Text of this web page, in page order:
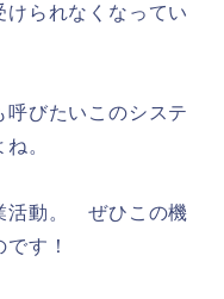
られなくなってい
びたいこのシステ
。
活動。 ぜひこの機
す！